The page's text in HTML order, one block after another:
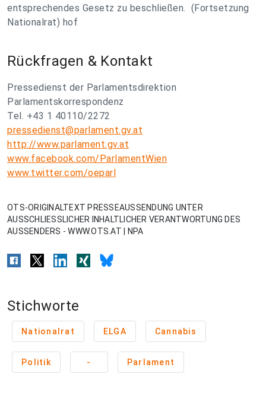
entsprechendes Gesetz zu beschließen. (Fortsetzung
Nationalrat) hof
Rückfragen & Kontakt
Pressedienst der Parlamentsdirektion
Parlamentskorrespondenz
Tel. +43 1 40110/2272
pressedienst@parlament.gv.at
http://www.parlament.gv.at
www.facebook.com/ParlamentWien
www.twitter.com/oeparl
OTS-ORIGINALTEXT PRESSEAUSSENDUNG UNTER
AUSSCHLIESSLICHER INHALTLICHER VERANTWORTUNG DES
AUSSENDERS - WWW.OTS.AT | NPA
Stichworte
Nationalrat ELGA Cannabis
Politik - Parlament